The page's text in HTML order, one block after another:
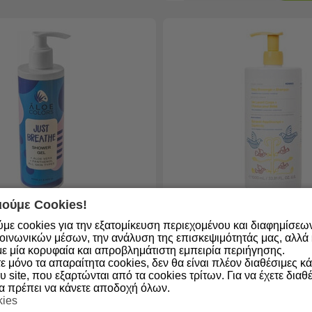
από 1 έως 3
Just Breathe Shower
Διαθέσιμο από 1 έως 3
ημέρες
Κωδικός: 5203069131066
Korres Kαρύδα &
Βρεφικό Αφρόλουτρο &
Cookies!
cookies για την εξατομίκευση περιεχομένου και
μέσων, την ανάλυση της επισκεψιμότητάς μας, αλλά
μία κορυφαία και απροβλημάτιστη εμπειρία περιήγησης.
μόνο τα απαραίτητα cookies, δεν θα είναι πλέον διαθέσιμες
site, που εξαρτώνται από τα cookies τρίτων. Για να έχετε
πρέπει να κάνετε αποδοχή όλων.